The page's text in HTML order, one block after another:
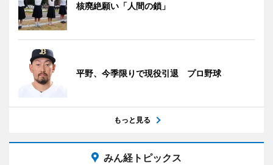
核廃絶願い「人間の鎖」
平野、今季限りで現役引退 プロ野球
もっと見る
みん経トピックス